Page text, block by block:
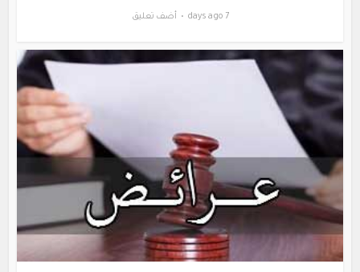
7 days ago أضف تعليق